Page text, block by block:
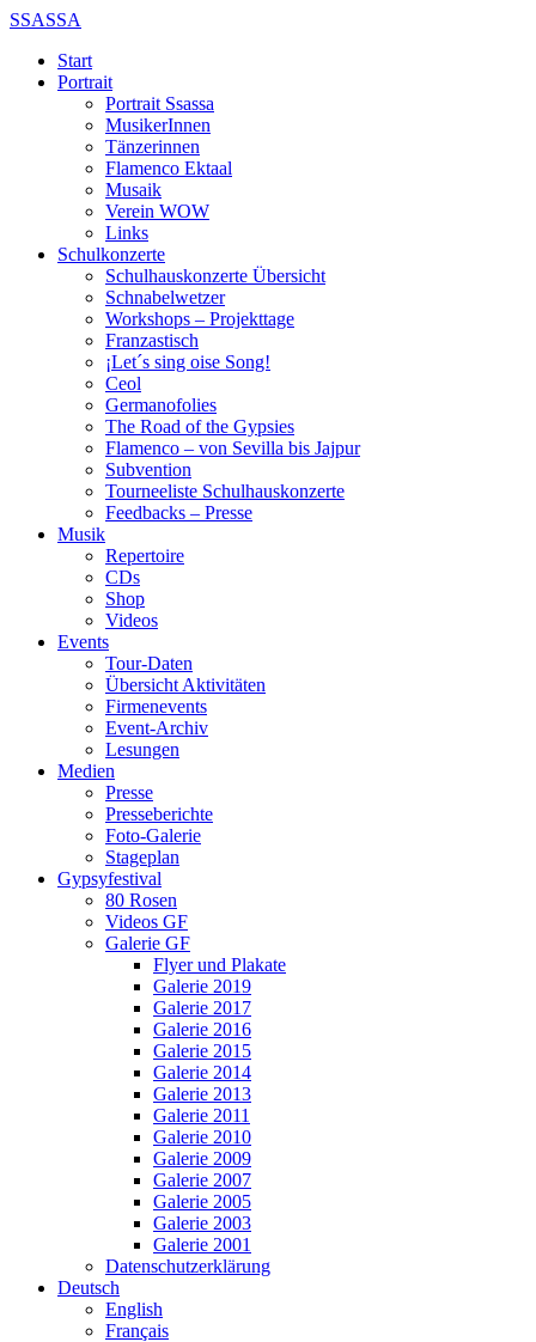
SSASSA
Start
Portrait
Portrait Ssassa
MusikerInnen
Tänzerinnen
Flamenco Ektaal
Musaik
Verein WOW
Links
Schulkonzerte
Schulhauskonzerte Übersicht
Schnabelwetzer
Workshops – Projekttage
Franzastisch
¡Let´s sing oise Song!
Ceol
Germanofolies
The Road of the Gypsies
Flamenco – von Sevilla bis Jajpur
Subvention
Tourneeliste Schulhauskonzerte
Feedbacks – Presse
Musik
Repertoire
CDs
Shop
Videos
Events
Tour-Daten
Übersicht Aktivitäten
Firmenevents
Event-Archiv
Lesungen
Medien
Presse
Presseberichte
Foto-Galerie
Stageplan
Gypsyfestival
80 Rosen
Videos GF
Galerie GF
Flyer und Plakate
Galerie 2019
Galerie 2017
Galerie 2016
Galerie 2015
Galerie 2014
Galerie 2013
Galerie 2011
Galerie 2010
Galerie 2009
Galerie 2007
Galerie 2005
Galerie 2003
Galerie 2001
Datenschutzerklärung
Deutsch
English
Français